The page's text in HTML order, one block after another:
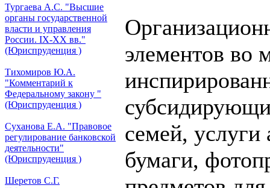
Тургаева А.С. "Высшие
органы государственной
власти и управления
России. IХ-ХХ вв."
(Юриспруденция )
Тихомиров Ю.А.
"Комментарий к
Федеральному закону "
(Юриспруденция )
Суханова Е.А. "Правовое
регулирование банковской
деятельности"
(Юриспруденция )
Шеретов С.Г.
элементов во
семей, услуги
бумаги,